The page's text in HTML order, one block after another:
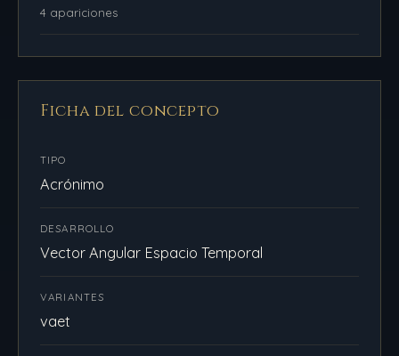
4 apariciones
Ficha del concepto
TIPO
Acrónimo
DESARROLLO
Vector Angular Espacio Temporal
VARIANTES
vaet